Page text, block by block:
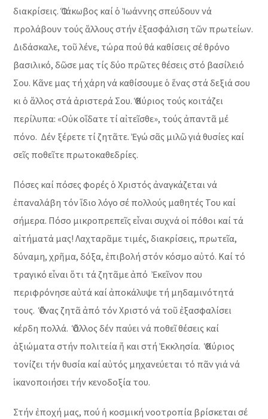
διακρίσεις. Ὁ Ἰάκωβος καί ὁ Ἰωάννης σπεύδουν νά
προλάβουν τούς ἄλλους στήν ἐξασφάλιση τῶν πρωτείων.
Διδάσκαλε, τοῦ λένε, τώρα πού θά καθίσεις σέ θρόνο
βασιλικό, δῶσε μας τίς δύο πρῶτες θέσεις στό βασίλειό
Σου. Κᾶνε μας τή χάρη νά καθίσουμε ὁ ἕνας στά δεξιά σου
κι ὁ ἄλλος στά ἀριστερά Σου. Ὁ Κύριος τούς κοιτάζει
περίλυπα: «Οὐκ οἴδατε τί αἰτεῖσθε», τούς ἀπαντᾶ μέ
πόνο. Δέν ξέρετε τί ζητᾶτε. Ἐγώ σᾶς μιλῶ γιά θυσίες καί
σεῖς ποθεῖτε πρωτοκαθεδρίες.
Πόσες καί πόσες φορές ὁ Χριστός ἀναγκάζεται νά
ἐπαναλάβη τόν ἵδιο λόγο σέ πολλούς μαθητές Του καί
σήμερα. Πόσο μικροπρεπεῖς εἶναι συχνά οἱ πόθοι καί τά
αἰτήματά μας! Λαχταρᾶμε τιμές, διακρίσεις, πρωτεῖα,
δύναμη, χρῆμα, δόξα, ἐπιβολή στόν κόσμο αὐτό. Καί τό
τραγικό εἶναι ὅτι τά ζητᾶμε ἀπό Ἐκεῖνον που
περιφρόνησε αὐτά καί ἀποκάλυψε τή μηδαμινότητά
τους. Ὁ ἕνας ζητᾶ ἀπό τόν Χριστό νά τοῦ ἐξασφαλίσει
κέρδη πολλά. Ὁ ἄλλος δέν παύει νά ποθεῖ θέσεις καί
ἀξιώματα στήν πολιτεία ἤ και στή Ἐκκλησία. Ὁ Κύριος
τονίζει τήν θυσία καί αὐτός μηχανεύεται τό πᾶν γιά νά
ἱκανοποιήσει τήν κενοδοξία του.
Στήν ἐποχή μας, πού ἡ κοσμική νοοτροπία βρίσκεται σέ